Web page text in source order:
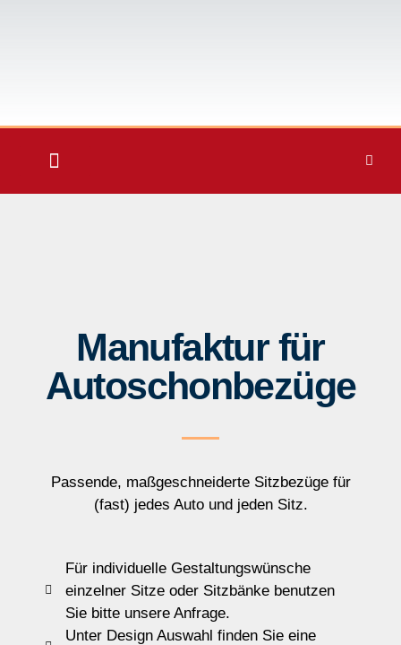
Manufaktur für
Autoschonbezüge
Passende, maßgeschneiderte Sitzbezüge für
(fast) jedes Auto und jeden Sitz.
Für individuelle Gestaltungswünsche
einzelner Sitze oder Sitzbänke benutzen
Sie bitte unsere Anfrage.
Unter Design Auswahl finden Sie eine